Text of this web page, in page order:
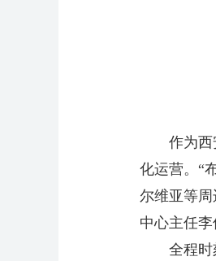
作为西安
化运营。“
尔维亚等
中心主任李
全程时刻